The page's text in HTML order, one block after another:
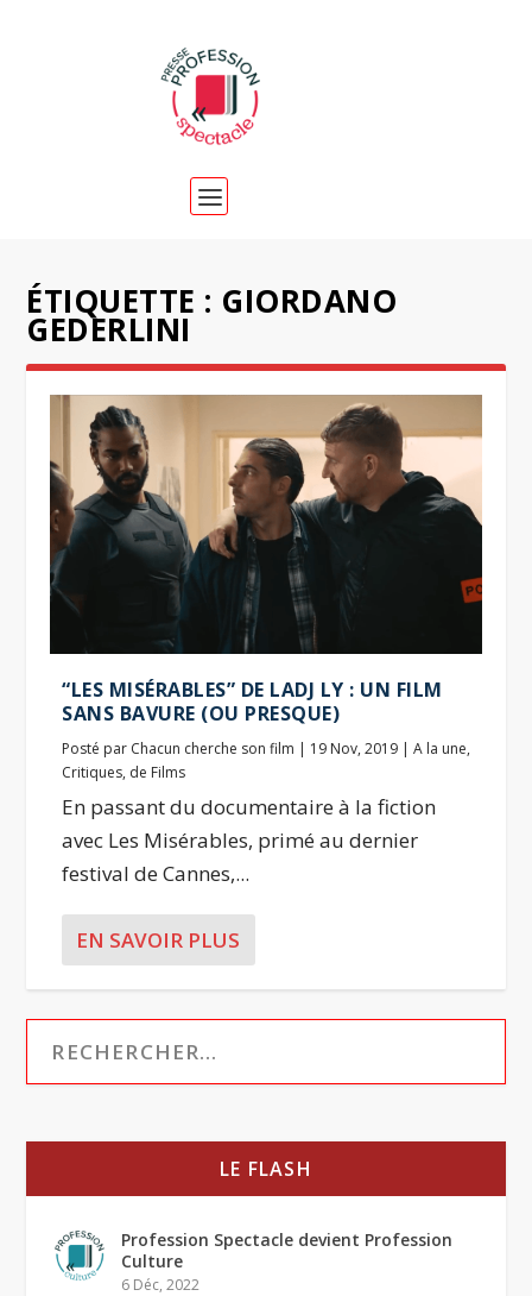
ÉTIQUETTE : GIORDANO
GEDERLINI
“LES MISÉRABLES” DE LADJ LY : UN FILM
SANS BAVURE (OU PRESQUE)
Posté par Chacun cherche son film | 19 Nov, 2019 |A la une,
Critiques, de Films
En passant du documentaire à la fiction
avec Les Misérables, primé au dernier
festival de Cannes,...
EN SAVOIR PLUS
LE FLASH
Profession Spectacle devient Profession
Culture
6 Déc, 2022